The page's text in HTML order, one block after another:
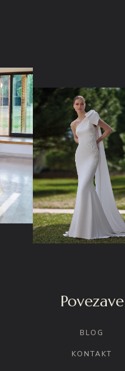
Povezave
BLOG
KONTAKT